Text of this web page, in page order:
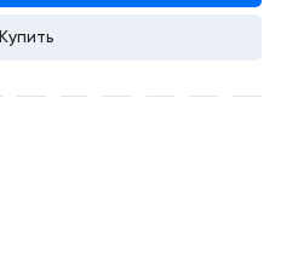
Купить